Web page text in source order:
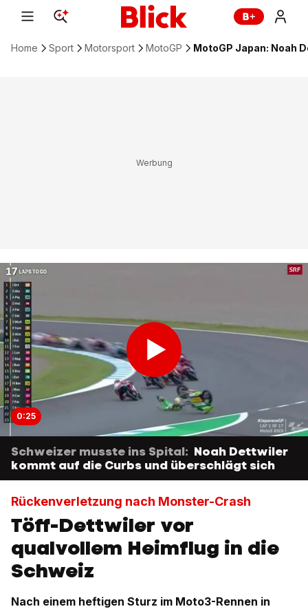
Home Sport Motorsport MotoGP MotoGP Japan: Noah
0:25
Schweizer musste ins Spital: Noah Dettwiler
kommt auf die Curbs und überschlägt sich
Rückenverletzung nach Monster-Crash
Töff-Dettwiler vor
qualvollem Heimflug in die
Schweiz
Nach einem heftigen Sturz im Moto3-Rennen in